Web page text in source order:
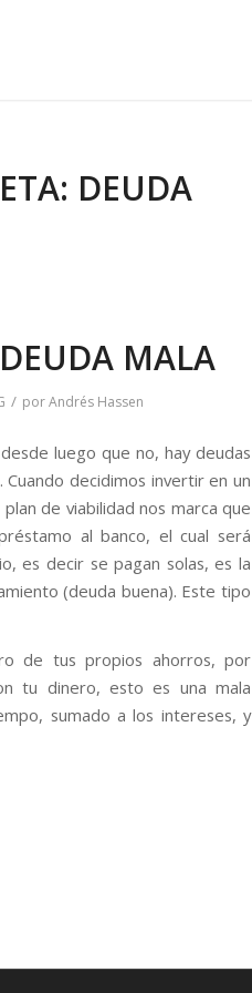
DEUDA
MALA
/ porAndrés Hassen
luego que no, hay deudas
decidimos invertir en un
de viabilidad nos marca que
al banco, el cual será
es decir se pagan solas, es la
(deuda buena). Este tipo
de tus propios ahorros, por
tu dinero, esto es una mala
sumado a los intereses, y